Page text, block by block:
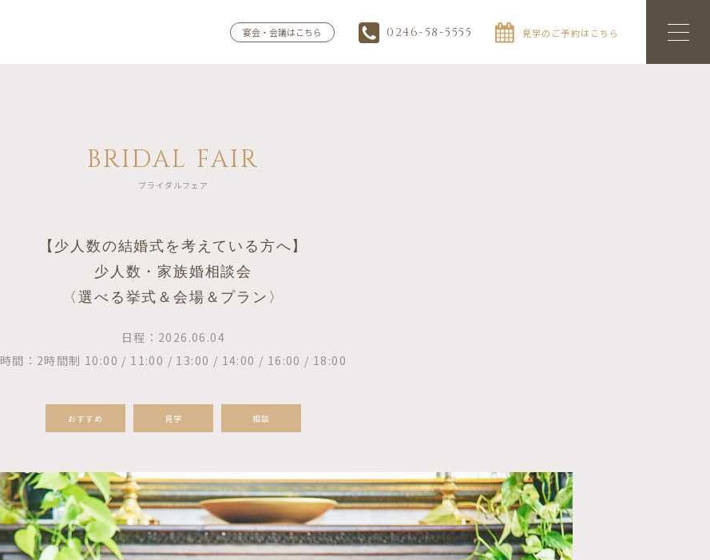
宴会・会議はこちら 0246-58-5555 見学のご予約はこちら
BRIDAL FAIR
ブライダルフェア
【少人数の結婚式を考えている方へ】
少人数・家族婚相談会
〈選べる挙式＆会場＆プラン〉
日程：2026.06.04
時間：2時間制 10:00 / 11:00 / 13:00 / 14:00 / 16:00 / 18:00
おすすめ 見学 相談